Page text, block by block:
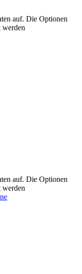
auf. Die Optionen
werden
auf. Die Optionen
werden